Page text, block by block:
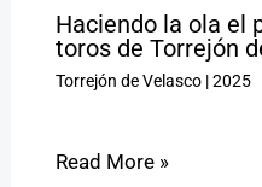
Haciendo la ola el
toros de Torrejón
Torrejón de Velasco|2025
Read More »